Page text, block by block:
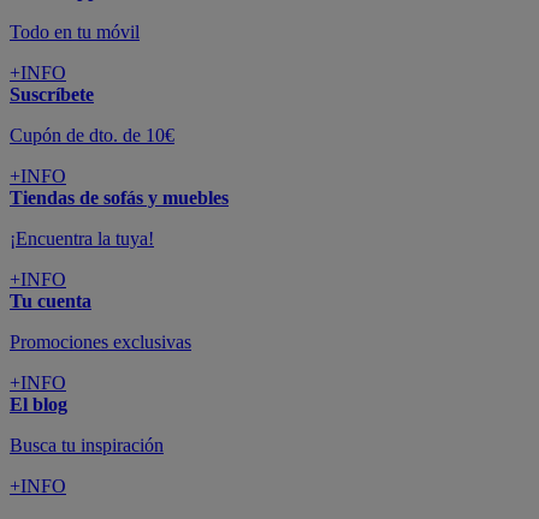
Todo en tu móvil
+INFO
Suscríbete
Cupón de dto. de 10€
+INFO
Tiendas de sofás y muebles
¡Encuentra la tuya!
+INFO
Tu cuenta
Promociones exclusivas
+INFO
El blog
Busca tu inspiración
+INFO